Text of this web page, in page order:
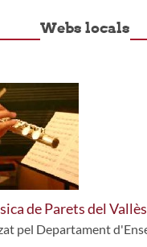
Webs locals
de Parets del Vallès
pel Departament